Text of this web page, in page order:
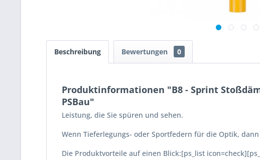
Beschreibung Bewertungen 0
Produktinformationen "B8 - Sprint
PSBau"
Leistung, die Sie spüren und sehen.
Wenn Tieferlegungs- oder Sportfedern für die Optik, dann
Die Produktvorteile auf einen Blick:[ps_list